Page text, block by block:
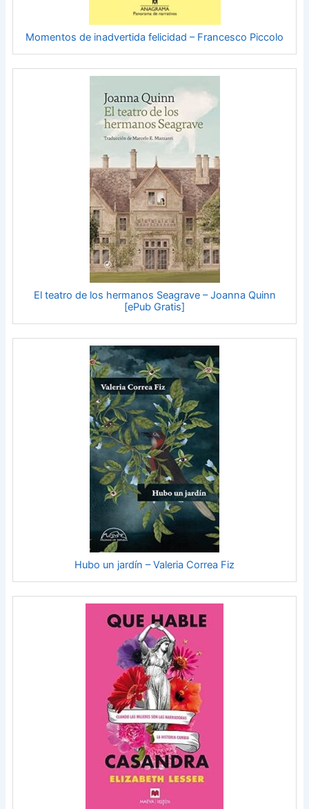
Momentos de inadvertida felicidad – Francesco Piccolo
El teatro de los hermanos Seagrave – Joanna Quinn
[ePub Gratis]
Hubo un jardín – Valeria Correa Fiz